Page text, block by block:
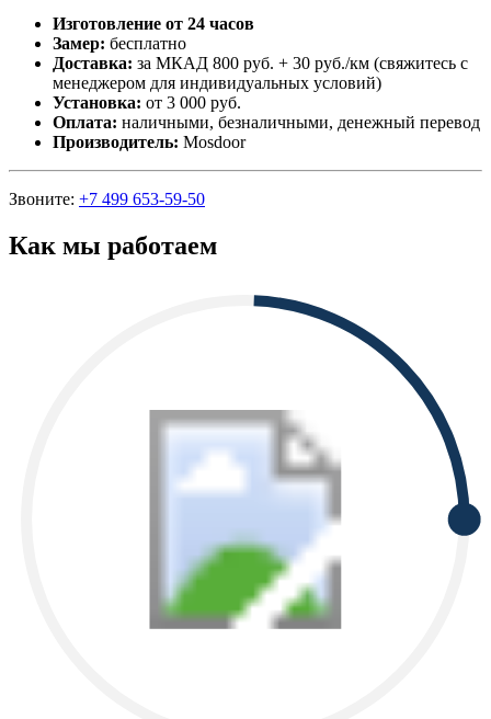
Изготовление от 24 часов
Замер: бесплатно
Доставка: за МКАД 800 руб. + 30 руб./км (свяжитесь с
менеджером для индивидуальных условий)
Установка: от 3 000 руб.
Оплата: наличными, безналичными, денежный перевод
Производитель: Mosdoor
Звоните: +7 499 653-59-50
Как мы работаем